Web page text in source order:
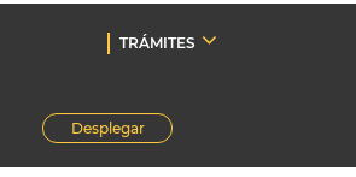
TRÁMITES
Desplegar